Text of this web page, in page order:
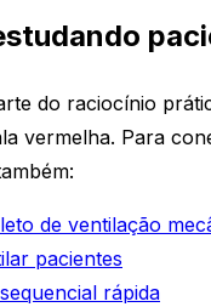
do raciocínio
vermelha. Para
de ventilação
pacientes
rápida